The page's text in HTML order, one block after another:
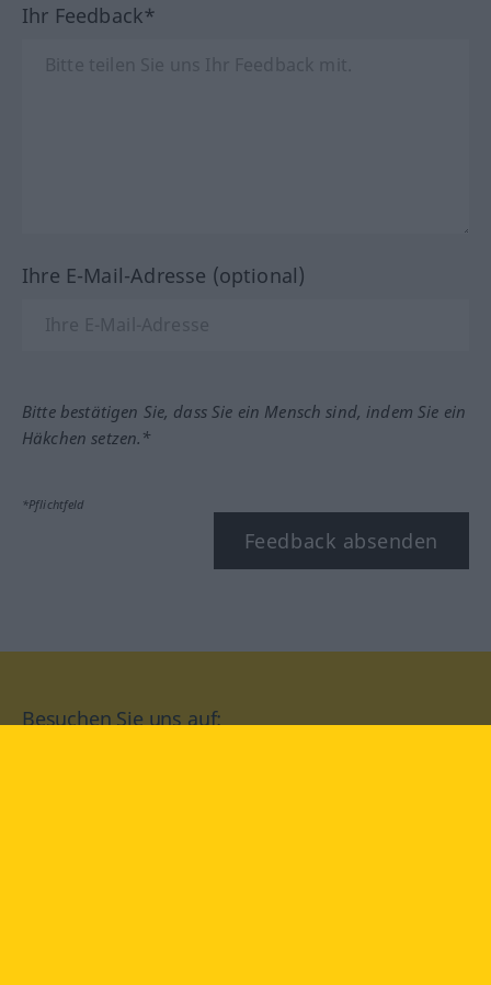
Ihr Feedback*
Ihre E-Mail-Adresse (optional)
Bitte bestätigen Sie, dass Sie ein Mensch sind, indem Sie ein
Häkchen setzen.*
*Pflichtfeld
Feedback absenden
Besuchen Sie uns auf: